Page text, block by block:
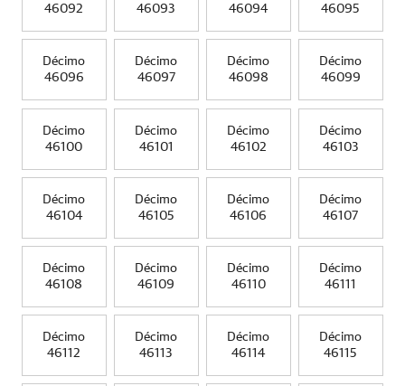
46092 46093 46094 46095
Décimo
46096
Décimo
46097
Décimo
46098
Décimo
46099
Décimo
46100
Décimo
46101
Décimo
46102
Décimo
46103
Décimo
46104
Décimo
46105
Décimo
46106
Décimo
46107
Décimo
46108
Décimo
46109
Décimo
46110
Décimo
46111
Décimo
46112
Décimo
46113
Décimo
46114
Décimo
46115